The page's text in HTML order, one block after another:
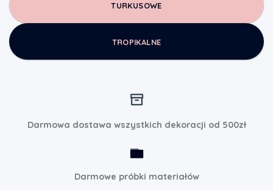
TURKUSOWE
TROPIKALNE
Darmowa dostawa wszystkich dekoracji od 500zł
Darmowe próbki materiałów